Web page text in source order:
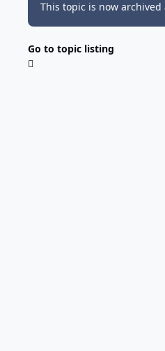
This topic is now
Go to topic listing